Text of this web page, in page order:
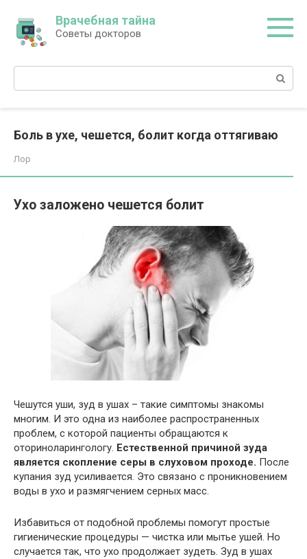
контенту
Врачебная тайна
Советы докторов
Поиск:
Боль в ухе, чешется, болит когда оттягиваю
Лор
Ухо заложено чешется болит
Чешутся уши, зуд в ушах – такие симптомы знакомы
многим. И это одна из наиболее распространенных
проблем, с которой пациенты обращаются к
оториноларингологу. Естественной причиной зуда
является скопление серы в слуховом проходе. После
купания зуд усиливается. Это связано с проникновением
воды в ухо и размягчением серных масс.
Избавиться от подобной проблемы помогут простые
гигиенические процедуры — чистка или мытье ушей. Но
случается так, что ухо продолжает зудеть. Зуд в ушах